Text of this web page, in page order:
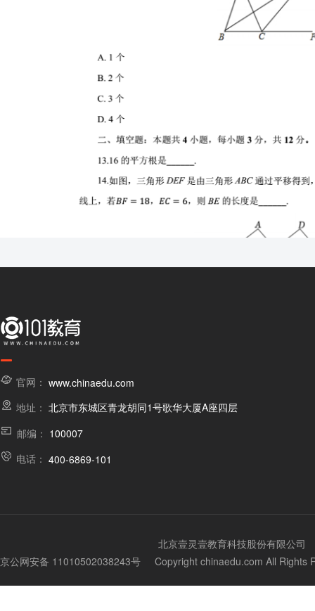
官网： www.chinaedu.com
地址： 北京市东城区青龙胡同1号歌华大厦A座四层
邮编： 100007
电话： 400-6869-101
北京壹灵壹教育科技股份有限公司
京公网安备 11010502038243号 Copyright chinaedu.com All